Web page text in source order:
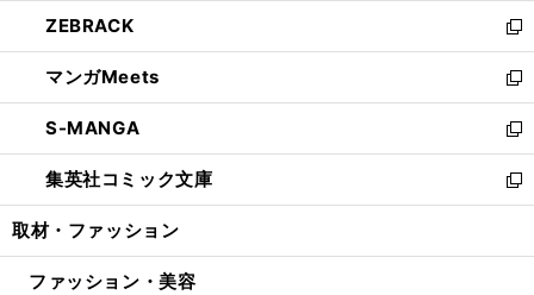
く
で
開
く
ド
ウ
で
開
く
ィ
ン
ド
ウ
で
開
く
し
い
ウ
ィ
ン
ド
ウ
で
開
ZEBRACK
新
し
い
ウ
ィ
ン
ド
ウ
開
マンガMeets
新
し
い
ウ
ィ
ン
ウ
S-MANGA
新
し
い
ウ
ン
集英社コミック文庫
新
し
ウ
取材・ファッション
ファッション・美容